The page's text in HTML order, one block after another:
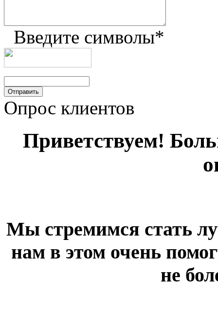
Введите символы*
Опрос клиентов
Приветствуем!
Мы стремимся стать
нам в этом очень
не